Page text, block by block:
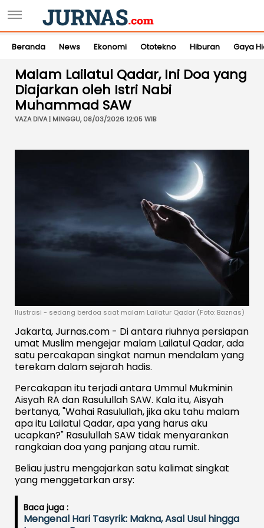
Beranda News Ekonomi Ototekno Hiburan Gaya
Malam Lailatul Qadar, Ini Doa yang
Diajarkan oleh Istri Nabi
Muhammad SAW
VAZA DIVA | MINGGU, 08/03/2026 12:05 WIB
Ilustrasi - sedang berdoa saat malam Lailatur Qadar (Foto: Baznas)
Jakarta, Jurnas.com - Di antara riuhnya persiapan
umat Muslim mengejar malam Lailatul Qadar, ada
satu percakapan singkat namun mendalam yang
terekam dalam sejarah hadis.
Percakapan itu terjadi antara Ummul Mukminin
Aisyah RA dan Rasulullah SAW. Kala itu, Aisyah
bertanya, "Wahai Rasulullah, jika aku tahu malam
apa itu Lailatul Qadar, apa yang harus aku
ucapkan?" Rasulullah SAW tidak menyarankan
rangkaian doa yang panjang atau rumit.
Beliau justru mengajarkan satu kalimat singkat
yang menggetarkan arsy:
Baca juga :
Mengenal Hari Tasyrik: Makna, Asal Usul hingga